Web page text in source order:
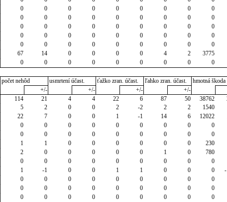
0 0 0 0 0 0 0 0 0
0 0 0 0 0 0 0 0 0
0 0 0 0 0 0 0 0 0
0 0 0 0 0 0 0 0 0
0 0 0 0 0 0 0 0 0
67 14 0 0 0 0 4 2 3775
0 0 0 0 0 0 0 0 0
počet nehôd usmrtení účast. ťažko zran. účast. ľahko zran. účast. hmotná škoda
+/-
+/- +/- +/-
114 21 4 4 22 6 87 50 38762
5 2 0 0 2 -2 2 2 1540
22 7 0 0 1 -1 14 6 12022
0 0 0 0 0 0 0 0 0
0 0 0 0 0 0 0 0 0
1 1 0 0 0 0 0 0 230
2 0 0 0 0 0 1 0 780
0 0 0 0 0 0 0 0 0
1 -1 0 0 1 1 0 0 0
0 0 0 0 0 0 0 0 0
0 0 0 0 0 0 0 0 0
0 0 0 0 0 0 0 0 0